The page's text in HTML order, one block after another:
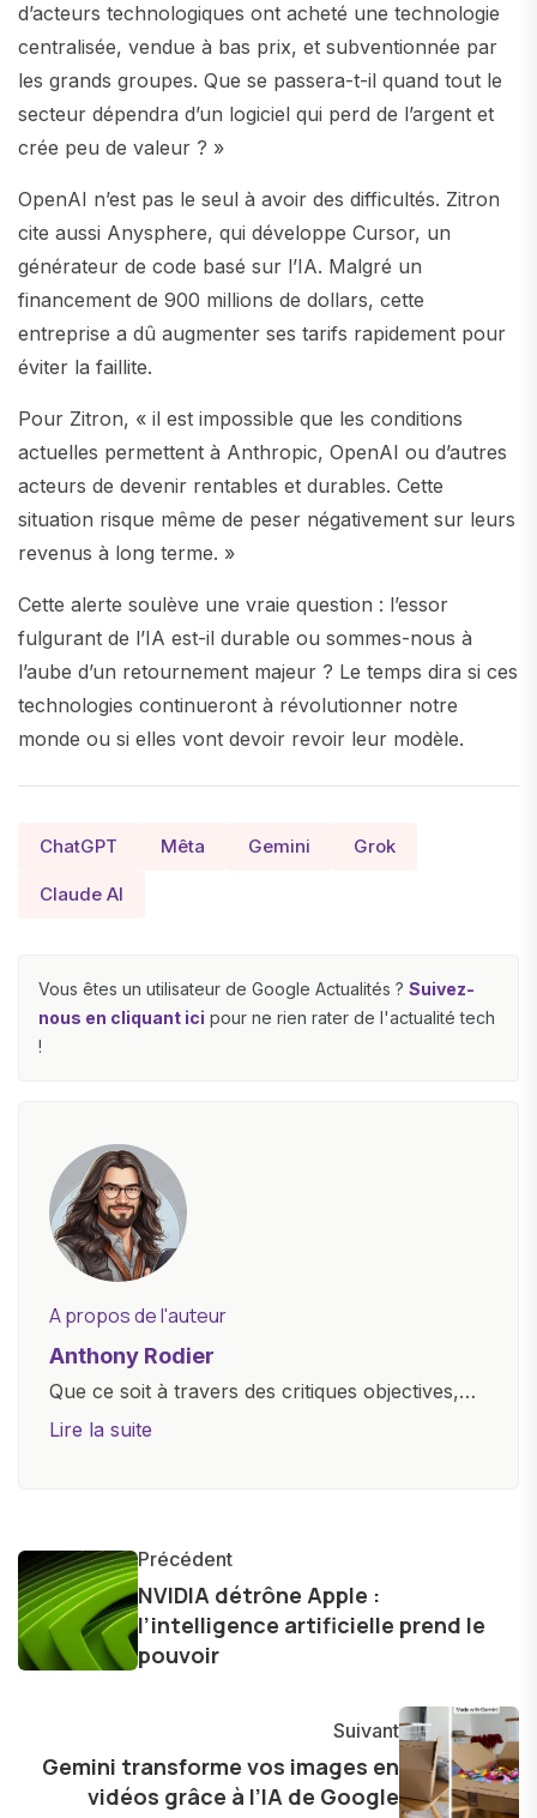
d’acteurs technologiques ont acheté une technologie
centralisée, vendue à bas prix, et subventionnée par
les grands groupes. Que se passera-t-il quand tout le
secteur dépendra d’un logiciel qui perd de l’argent et
crée peu de valeur ? »
OpenAI n’est pas le seul à avoir des difficultés. Zitron
cite aussi Anysphere, qui développe Cursor, un
générateur de code basé sur l’IA. Malgré un
financement de 900 millions de dollars, cette
entreprise a dû augmenter ses tarifs rapidement pour
éviter la faillite.
Pour Zitron, « il est impossible que les conditions
actuelles permettent à Anthropic, OpenAI ou d’autres
acteurs de devenir rentables et durables. Cette
situation risque même de peser négativement sur leurs
revenus à long terme. »
Cette alerte soulève une vraie question : l’essor
fulgurant de l’IA est-il durable ou sommes-nous à
l’aube d’un retournement majeur ? Le temps dira si ces
technologies continueront à révolutionner notre
monde ou si elles vont devoir revoir leur modèle.
ChatGPT Mêta Gemini Grok
Claude AI
Vous êtes un utilisateur de Google Actualités ? Suivez-
nous en cliquant ici pour ne rien rater de l'actualité tech
!
A propos de l'auteur
Anthony Rodier
Que ce soit à travers des critiques objectives,
des guides d'achat ou des analyses
lumière les aspects pratiques de ces
innovations. Mon travail consiste également à
partager des réflexions sur l'impact de la
technologie sur notre vie quotidienne et à
Lire la suite
Précédent
NVIDIA détrône Apple :
l’intelligence artificielle prend le
pouvoir
Suivant
Gemini transforme vos images en
vidéos grâce à l’IA de Google